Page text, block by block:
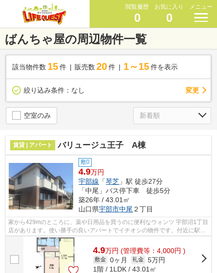
閲覧履歴
0
お気に入り
0
メニュー
ばんちゃ屋の周辺物件一覧
該当物件数 15件 販売数 20 件 1～15 件を表示
絞り込み条件： なし 変更
空室のみ
賃貸 | アパート バリュージュ王子 A棟
敷0
4.9万円
宇部線 「琴芝 」駅 徒歩27分
「中尾」バス停下車 徒歩5分
築26年 / 43.01㎡
山口県宇部市中尾２丁目
家から429mのところに、薬や日用品を買うのに便利なウォンツ 宇部沼1丁目
店があります。使い勝手の良いアパートでイチオシの物件です。付近に駅が
2つあるので、用途や行き先によって経...
4.9万円 (管理費等：4,000円 )
敷金 0ヶ月 礼金 5万円
1階 / 1LDK / 43.01㎡